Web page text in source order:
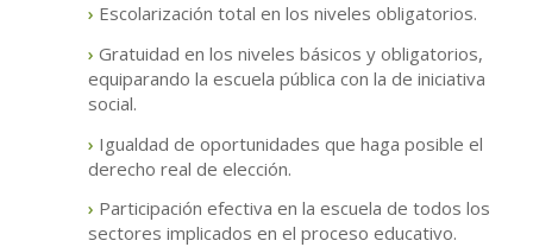
› Escolarización total en los niveles obligatorios.
› Gratuidad en los niveles básicos y obligatorios,
equiparando la escuela pública con la de iniciativa
social.
› Igualdad de oportunidades que haga posible el
derecho real de elección.
› Participación efectiva en la escuela de todos los
sectores implicados en el proceso educativo.